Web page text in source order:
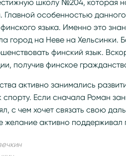
школу №204, которая
особенностью
языка. Именно это
город на Неве на Хельсинки.
финский язык.
получив финское
активно занимались
Если сначала Роман
с чем хочет связать свою
желание активно поддерживал